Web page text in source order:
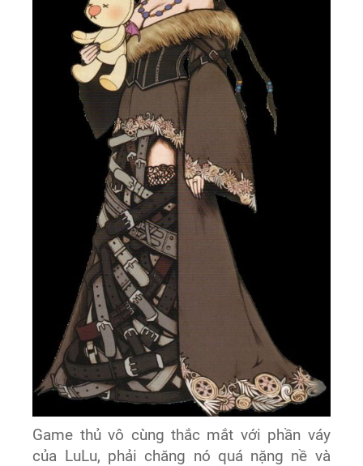
Game thủ vô cùng thắc mắt với phần váy
của LuLu, phải chăng nó quá nặng nề và